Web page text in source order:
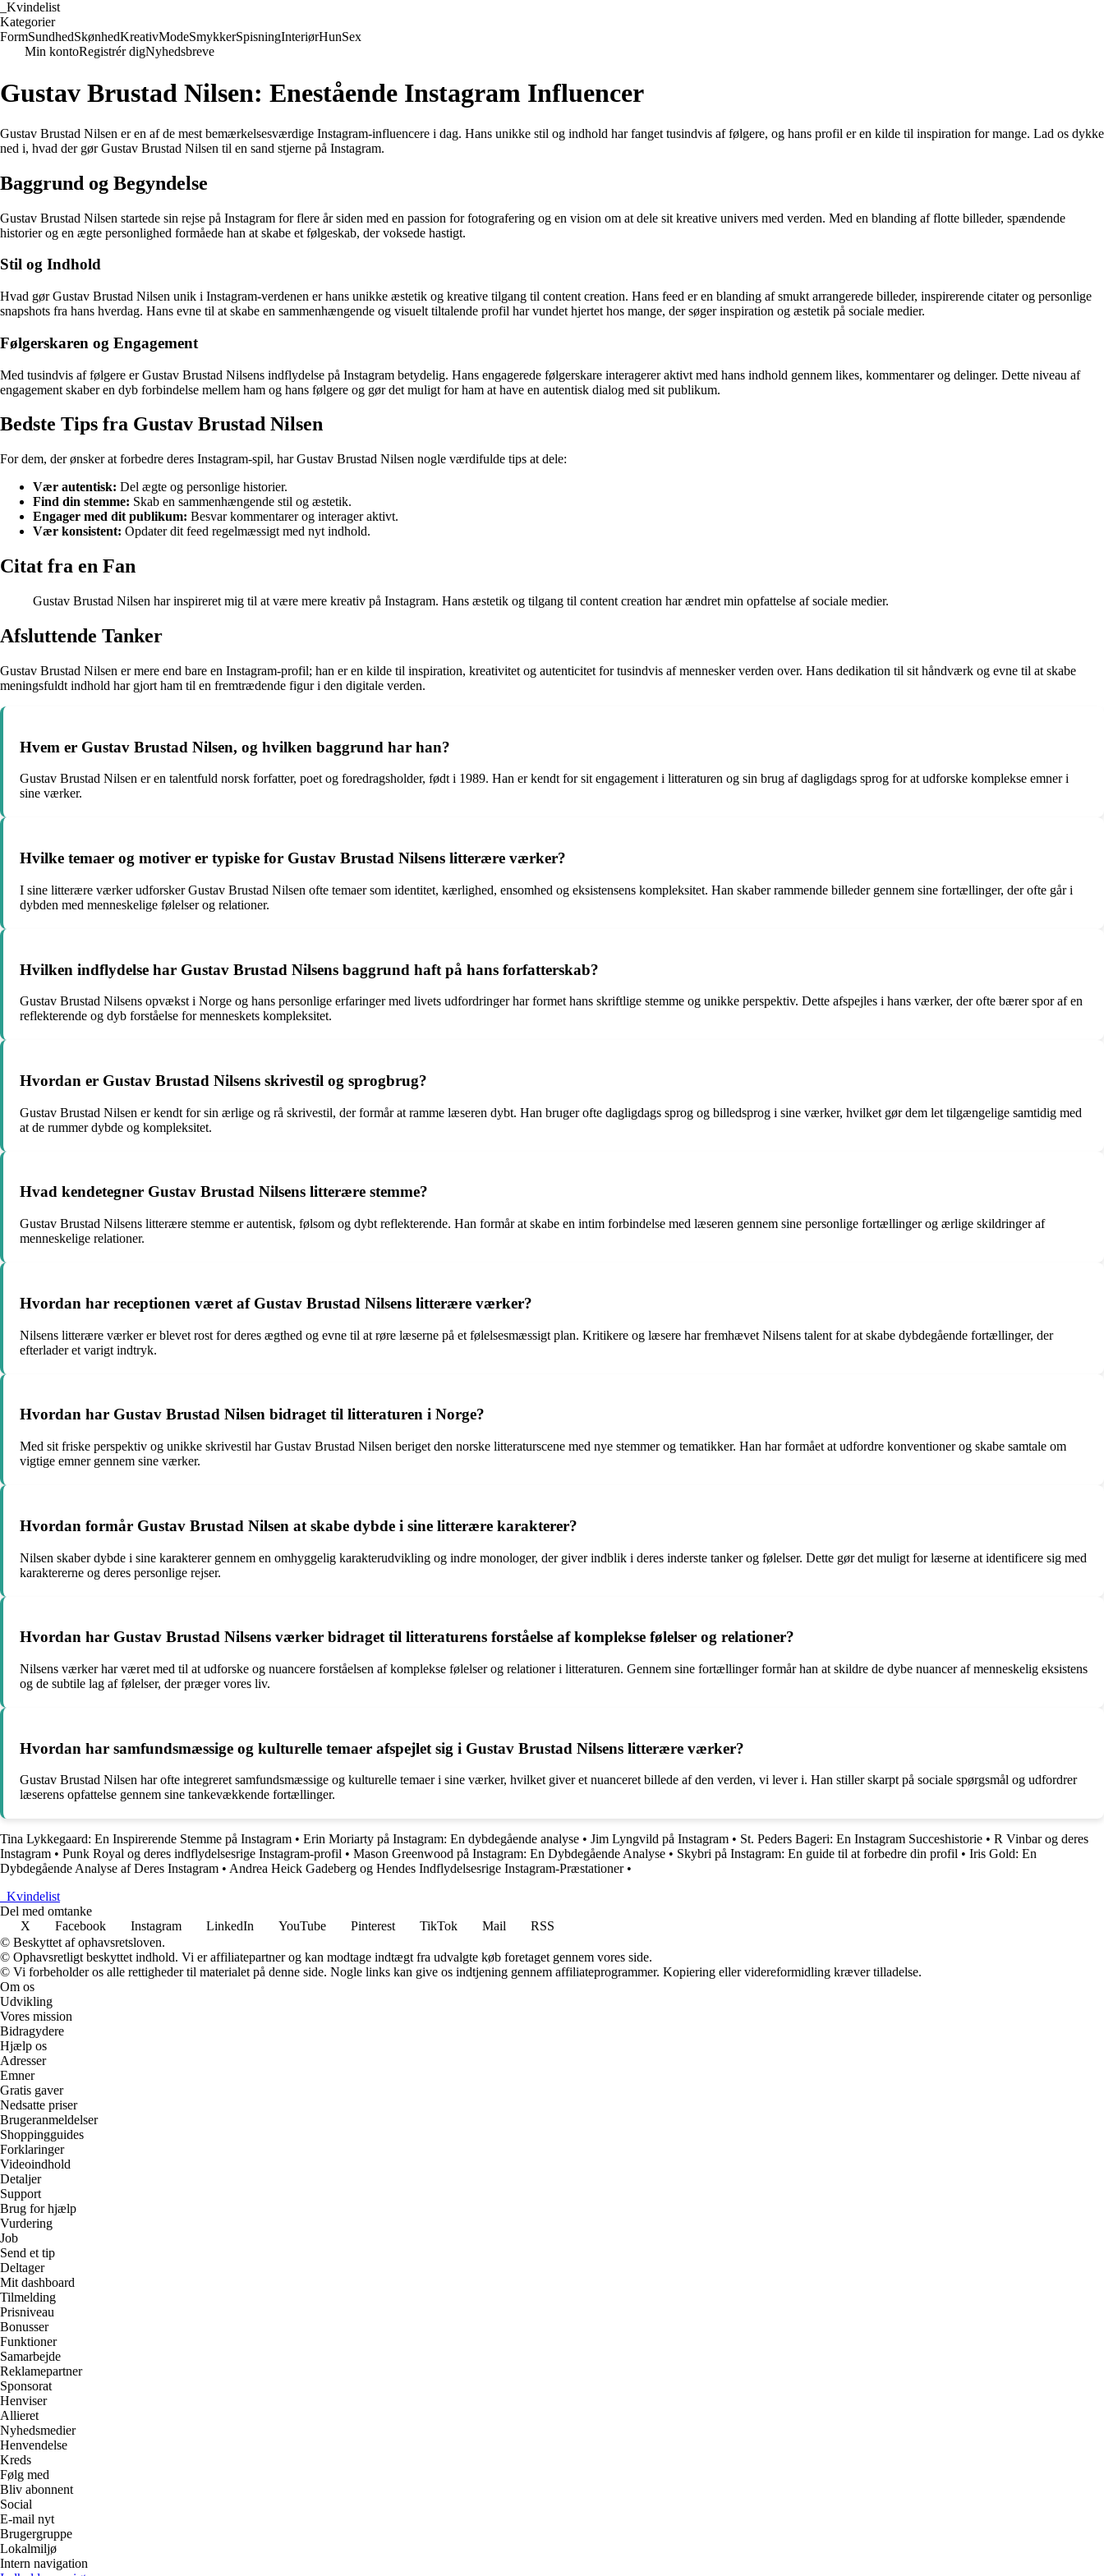
Kvindelist
Kategorier
FormSundhedSkønhedKreativModeSmykkerSpisningInteriørHunSex
Min kontoRegistrér digNyhedsbreve
Gustav Brustad Nilsen: Enestående Instagram Influencer
Gustav Brustad Nilsen er en af de mest bemærkelsesværdige Instagram-influencere i dag. Hans unikke stil og indhold har fanget tusindvis af følgere, og hans profil er en kilde til inspiration for mange. Lad os dykke
ned i, hvad der gør Gustav Brustad Nilsen til en sand stjerne på Instagram.
Baggrund og Begyndelse
Gustav Brustad Nilsen startede sin rejse på Instagram for flere år siden med en passion for fotografering og en vision om at dele sit kreative univers med verden. Med en blanding af flotte billeder, spændende
historier og en ægte personlighed formåede han at skabe et følgeskab, der voksede hastigt.
Stil og Indhold
Hvad gør Gustav Brustad Nilsen unik i Instagram-verdenen er hans unikke æstetik og kreative tilgang til content creation. Hans feed er en blanding af smukt arrangerede billeder, inspirerende citater og personlige
snapshots fra hans hverdag. Hans evne til at skabe en sammenhængende og visuelt tiltalende profil har vundet hjertet hos mange, der søger inspiration og æstetik på sociale medier.
Følgerskaren og Engagement
Med tusindvis af følgere er Gustav Brustad Nilsens indflydelse på Instagram betydelig. Hans engagerede følgerskare interagerer aktivt med hans indhold gennem likes, kommentarer og delinger. Dette niveau af
engagement skaber en dyb forbindelse mellem ham og hans følgere og gør det muligt for ham at have en autentisk dialog med sit publikum.
Bedste Tips fra Gustav Brustad Nilsen
For dem, der ønsker at forbedre deres Instagram-spil, har Gustav Brustad Nilsen nogle værdifulde tips at dele:
Vær autentisk: Del ægte og personlige historier.
Find din stemme: Skab en sammenhængende stil og æstetik.
Engager med dit publikum: Besvar kommentarer og interager aktivt.
Vær konsistent: Opdater dit feed regelmæssigt med nyt indhold.
Citat fra en Fan
Gustav Brustad Nilsen har inspireret mig til at være mere kreativ på Instagram. Hans æstetik og tilgang til content creation har ændret min opfattelse af sociale medier.
Afsluttende Tanker
Gustav Brustad Nilsen er mere end bare en Instagram-profil; han er en kilde til inspiration, kreativitet og autenticitet for tusindvis af mennesker verden over. Hans dedikation til sit håndværk og evne til at skabe
meningsfuldt indhold har gjort ham til en fremtrædende figur i den digitale verden.
Hvem er Gustav Brustad Nilsen, og hvilken baggrund har han?
Gustav Brustad Nilsen er en talentfuld norsk forfatter, poet og foredragsholder, født i 1989. Han er kendt for sit engagement i litteraturen og sin brug af dagligdags sprog for at udforske komplekse emner i
sine værker.
Hvilke temaer og motiver er typiske for Gustav Brustad Nilsens litterære værker?
I sine litterære værker udforsker Gustav Brustad Nilsen ofte temaer som identitet, kærlighed, ensomhed og eksistensens kompleksitet. Han skaber rammende billeder gennem sine fortællinger, der ofte går i
dybden med menneskelige følelser og relationer.
Hvilken indflydelse har Gustav Brustad Nilsens baggrund haft på hans forfatterskab?
Gustav Brustad Nilsens opvækst i Norge og hans personlige erfaringer med livets udfordringer har formet hans skriftlige stemme og unikke perspektiv. Dette afspejles i hans værker, der ofte bærer spor af en
reflekterende og dyb forståelse for menneskets kompleksitet.
Hvordan er Gustav Brustad Nilsens skrivestil og sprogbrug?
Gustav Brustad Nilsen er kendt for sin ærlige og rå skrivestil, der formår at ramme læseren dybt. Han bruger ofte dagligdags sprog og billedsprog i sine værker, hvilket gør dem let tilgængelige samtidig med
at de rummer dybde og kompleksitet.
Hvad kendetegner Gustav Brustad Nilsens litterære stemme?
Gustav Brustad Nilsens litterære stemme er autentisk, følsom og dybt reflekterende. Han formår at skabe en intim forbindelse med læseren gennem sine personlige fortællinger og ærlige skildringer af
menneskelige relationer.
Hvordan har receptionen været af Gustav Brustad Nilsens litterære værker?
Nilsens litterære værker er blevet rost for deres ægthed og evne til at røre læserne på et følelsesmæssigt plan. Kritikere og læsere har fremhævet Nilsens talent for at skabe dybdegående fortællinger, der
efterlader et varigt indtryk.
Hvordan har Gustav Brustad Nilsen bidraget til litteraturen i Norge?
Med sit friske perspektiv og unikke skrivestil har Gustav Brustad Nilsen beriget den norske litteraturscene med nye stemmer og tematikker. Han har formået at udfordre konventioner og skabe samtale om
vigtige emner gennem sine værker.
Hvordan formår Gustav Brustad Nilsen at skabe dybde i sine litterære karakterer?
Nilsen skaber dybde i sine karakterer gennem en omhyggelig karakterudvikling og indre monologer, der giver indblik i deres inderste tanker og følelser. Dette gør det muligt for læserne at identificere sig med
karaktererne og deres personlige rejser.
Hvordan har Gustav Brustad Nilsens værker bidraget til litteraturens forståelse af komplekse følelser og relationer?
Nilsens værker har været med til at udforske og nuancere forståelsen af komplekse følelser og relationer i litteraturen. Gennem sine fortællinger formår han at skildre de dybe nuancer af menneskelig eksistens
og de subtile lag af følelser, der præger vores liv.
Hvordan har samfundsmæssige og kulturelle temaer afspejlet sig i Gustav Brustad Nilsens litterære værker?
Gustav Brustad Nilsen har ofte integreret samfundsmæssige og kulturelle temaer i sine værker, hvilket giver et nuanceret billede af den verden, vi lever i. Han stiller skarpt på sociale spørgsmål og udfordrer
læserens opfattelse gennem sine tankevækkende fortællinger.
Tina Lykkegaard: En Inspirerende Stemme på Instagram • Erin Moriarty på Instagram: En dybdegående analyse • Jim Lyngvild på Instagram • St. Peders Bageri: En Instagram Succeshistorie • R Vinbar og deres
Instagram • Punk Royal og deres indflydelsesrige Instagram-profil • Mason Greenwood på Instagram: En Dybdegående Analyse • Skybri på Instagram: En guide til at forbedre din profil • Iris Gold: En
Dybdegående Analyse af Deres Instagram • Andrea Heick Gadeberg og Hendes Indflydelsesrige Instagram-Præstationer•
Kvindelist
Del med omtanke
X
Facebook Instagram LinkedIn YouTube Pinterest TikTok Mail
RSS
© Beskyttet af ophavsretsloven.
© Ophavsretligt beskyttet indhold. Vi er affiliatepartner og kan modtage indtægt fra udvalgte køb foretaget gennem vores side.
© Vi forbeholder os alle rettigheder til materialet på denne side. Nogle links kan give os indtjening gennem affiliateprogrammer. Kopiering eller videreformidling kræver tilladelse.
Om os
Udvikling
Vores mission
Bidragydere
Hjælp os
Adresser
Emner
Gratis gaver
Nedsatte priser
Brugeranmeldelser
Shoppingguides
Forklaringer
Videoindhold
Detaljer
Support
Brug for hjælp
Vurdering
Job
Send et tip
Deltager
Mit dashboard
Tilmelding
Prisniveau
Bonusser
Funktioner
Samarbejde
Reklamepartner
Sponsorat
Henviser
Allieret
Nyhedsmedier
Henvendelse
Kreds
Følg med
Bliv abonnent
Social
E-mail nyt
Brugergruppe
Lokalmiljø
Intern navigation